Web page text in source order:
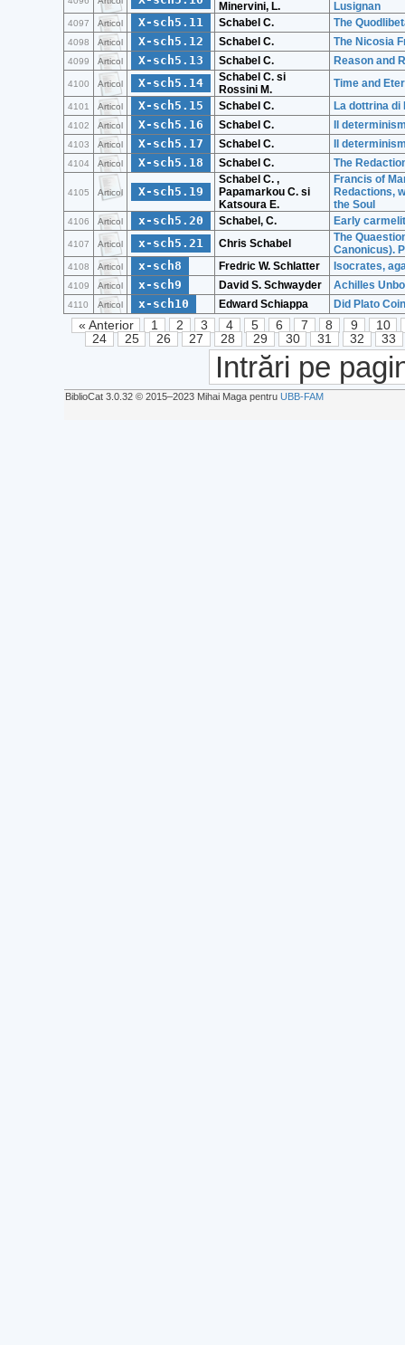
Minervini, L.
Lusignan
4097 Articol X-sch5.11 Schabel C. The
4098 Articol X-sch5.12 Schabel C. The Nicosia
4099 Articol X-sch5.13 Schabel C. Reason and
4100 Articol X-sch5.14
Schabel C. si
Rossini M.
Time and
4101 Articol X-sch5.15 Schabel C. La dottrina
4102 Articol X-sch5.16 Schabel C. Il
4103 Articol X-sch5.17 Schabel C. Il
4104 Articol X-sch5.18 Schabel C. The
4105 Articol X-sch5.19
Schabel C. ,
Papamarkou C. si
Katsoura E.
Francis of
Redactions,
the Soul
4106 Articol x-sch5.20 Schabel, C. Early
4107 Articol x-sch5.21 Chris Schabel
The
Canonicus).
4108 Articol x-sch8 Fredric W. Schlatter Isocrates,
4109 Articol x-sch9 David S. Schwayder Achilles
4110 Articol x-sch10 Edward Schiappa Did Plato
« Anterior 1 2 3 4 5 6 7 8 9
10
24
25 26 27 28 29 30 31 32 33
Intrări pe
BiblioCat 3.0.32 © 2015‒2023 Mihai Maga pentru UBB-FAM